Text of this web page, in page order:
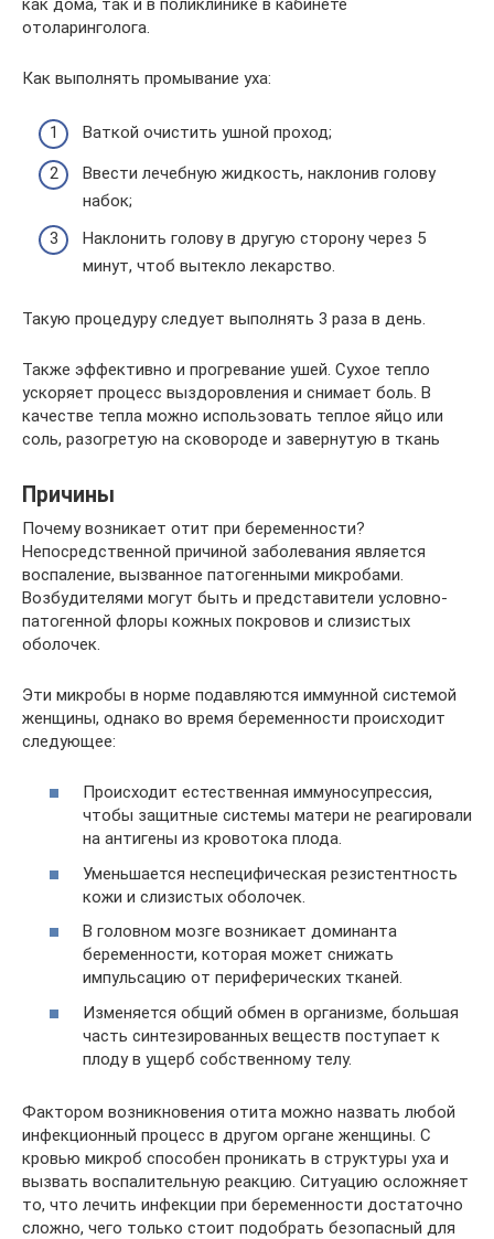
как дома, так и в поликлинике в кабинете
отоларинголога.
Как выполнять промывание уха:
Ваткой очистить ушной проход;
Ввести лечебную жидкость, наклонив голову
набок;
Наклонить голову в другую сторону через 5
минут, чтоб вытекло лекарство.
Такую процедуру следует выполнять 3 раза в день.
Также эффективно и прогревание ушей. Сухое тепло
ускоряет процесс выздоровления и снимает боль. В
качестве тепла можно использовать теплое яйцо или
соль, разогретую на сковороде и завернутую в ткань
Причины
Почему возникает отит при беременности?
Непосредственной причиной заболевания является
воспаление, вызванное патогенными микробами.
Возбудителями могут быть и представители условно-
патогенной флоры кожных покровов и слизистых
оболочек.
Эти микробы в норме подавляются иммунной системой
женщины, однако во время беременности происходит
следующее:
Происходит естественная иммуносупрессия,
чтобы защитные системы матери не реагировали
на антигены из кровотока плода.
Уменьшается неспецифическая резистентность
кожи и слизистых оболочек.
В головном мозге возникает доминанта
беременности, которая может снижать
импульсацию от периферических тканей.
Изменяется общий обмен в организме, большая
часть синтезированных веществ поступает к
плоду в ущерб собственному телу.
Фактором возникновения отита можно назвать любой
инфекционный процесс в другом органе женщины. С
кровью микроб способен проникать в структуры уха и
вызвать воспалительную реакцию. Ситуацию осложняет
то, что лечить инфекции при беременности достаточно
сложно, чего только стоит подобрать безопасный для